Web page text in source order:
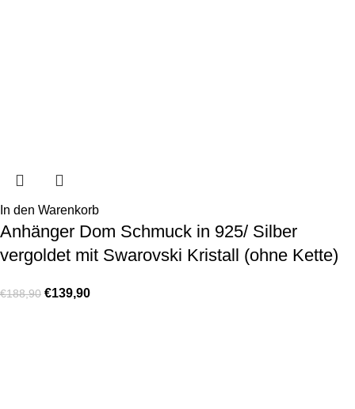
In den Warenkorb
Anhänger Dom Schmuck in 925/ Silber
vergoldet mit Swarovski Kristall (ohne Kette)
€188,90 €139,90